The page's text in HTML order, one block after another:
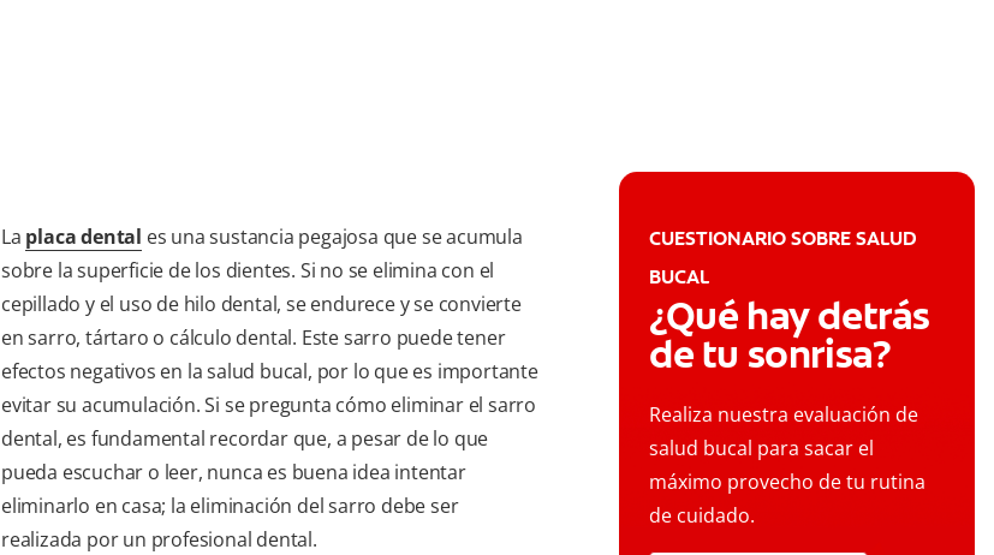
La placa dental es una sustancia pegajosa que se acumula
sobre la superficie de los dientes. Si no se elimina con el
cepillado y el uso de hilo dental, se endurece y se convierte
en sarro, tártaro o cálculo dental. Este sarro puede tener
efectos negativos en la salud bucal, por lo que es importante
evitar su acumulación. Si se pregunta cómo eliminar el sarro
dental, es fundamental recordar que, a pesar de lo que
pueda escuchar o leer, nunca es buena idea intentar
eliminarlo en casa; la eliminación del sarro debe ser
realizada por un profesional dental.
CUESTIONARIO SOBRE SALUD
BUCAL
¿Qué hay detrás
de tu sonrisa?
Realiza nuestra evaluación de
salud bucal para sacar el
máximo provecho de tu rutina
de cuidado.